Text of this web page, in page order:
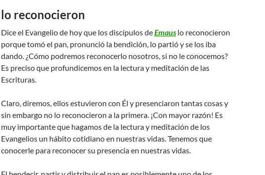
lo reconocieron
Dice el Evangelio de hoy que los discípulos deEmaus lo reconocieron
porque tomó el pan, pronunció la bendición, lo partió y se los iba
dando. ¿Cómo podremos reconocerlo nosotros, si no le conocemos?
Es preciso que profundicemos en la lectura y meditación de las
Escrituras.
Claro, diremos, ellos estuvieron con Él y presenciaron tantas cosas y
sin embargo no lo reconocieron a la primera. ¡Con mayor razón! Es
muy importante que hagamos de la lectura y meditación de los
Evangelios un hábito cotidiano en nuestras vidas. Tenemos que
conocerle para reconocer su presencia en nuestras vidas.